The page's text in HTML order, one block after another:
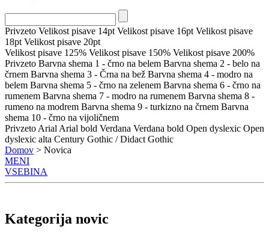
Privzeto Velikost pisave 14pt Velikost pisave 16pt Velikost pisave
18pt Velikost pisave 20pt
Velikost pisave 125% Velikost pisave 150% Velikost pisave 200%
Privzeto Barvna shema 1 - črno na belem Barvna shema 2 - belo na
črnem Barvna shema 3 - Črna na bež Barvna shema 4 - modro na
belem Barvna shema 5 - črno na zelenem Barvna shema 6 - črno na
rumenem Barvna shema 7 - modro na rumenem Barvna shema 8 -
rumeno na modrem Barvna shema 9 - turkizno na črnem Barvna
shema 10 - črno na vijoličnem
Privzeto Arial Arial bold Verdana Verdana bold Open dyslexic Open
dyslexic alta Century Gothic / Didact Gothic
Domov > Novica
MENI
VSEBINA
Kategorija novic